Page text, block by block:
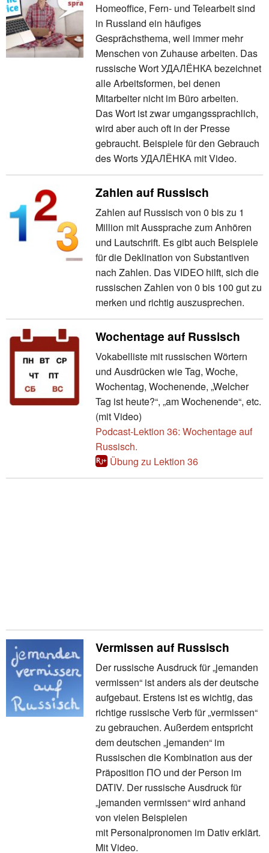
Homeoffice, Fern- und Telearbeit sind
in Russland ein häufiges
Gesprächsthema, weil immer mehr
Menschen von Zuhause arbeiten. Das
russische Wort УДАЛЁНКА bezeichnet
alle Arbeitsformen, bei denen
Mitarbeiter nicht im Büro arbeiten.
Das Wort ist zwar umgangssprachlich,
wird aber auch oft in der Presse
gebraucht. Beispiele für den Gebrauch
des Worts УДАЛЁНКА mit Video.
Zahlen auf Russisch
Zahlen auf Russisch von 0 bis zu 1
Million mit Aussprache zum Anhören
und Lautschrift. Es gibt auch Beispiele
für die Deklination von Substantiven
nach Zahlen. Das VIDEO hilft, sich die
russischen Zahlen von 0 bis 100 gut zu
merken und richtig auszusprechen.
Wochentage auf Russisch
Vokabelliste mit russischen Wörtern
und Ausdrücken wie Tag, Woche,
Wochentag, Wochenende, „Welcher
Tag ist heute?“, „am Wochenende“, etc.
(mit Video)
Podcast-Lektion 36: Wochentage auf
Russisch.
Übung zu Lektion 36
Vermissen auf Russisch
Der russische Ausdruck für „jemanden
vermissen“ ist anders als der deutsche
aufgebaut. Erstens ist es wichtig, das
richtige russische Verb für „vermissen“
zu gebrauchen. Außerdem entspricht
dem deutschen „jemanden“ im
Russischen die Kombination aus der
Präposition ПО und der Person im
DATIV. Der russische Ausdruck für
„jemanden vermissen“ wird anhand
von vielen Beispielen
mit Personalpronomen im Dativ erklärt.
Mit Video.